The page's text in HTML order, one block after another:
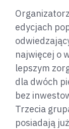
edycjach
najwięcej o
lepszym
dla dwóch
bez
Trzecia
posiadają